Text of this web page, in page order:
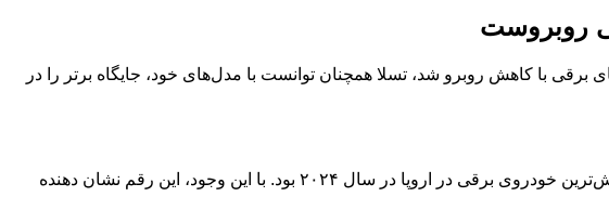
برقی با کاهش روبرو شد، تسلا همچنان توانست با مدل‌های خود، جایگاه برتر را در
بر اساس اطلاعات منتشر شده توسط شرکت تحقیقاتی Jato Dynamics، تسلا مدل Y با فروش ۲۰۹,۲۱۴ دستگاه، پرفروش‌ترین خودروی برقی در اروپا در سال ۲۰۲۴ بود. با این وجود، این رقم نشان دهنده